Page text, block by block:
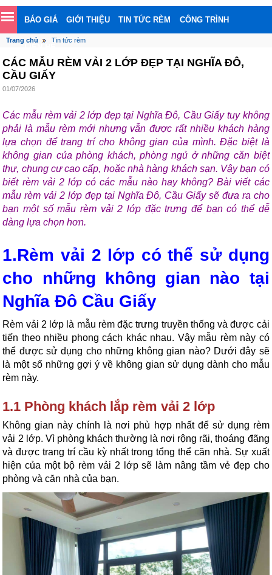
BÁO GIÁ GIỚI THIỆU TIN TỨC RÈM CÔNG TRÌNH
Trang chủ Tin tức rèm
CÁC MẪU RÈM VẢI 2 LỚP ĐẸP TẠI NGHĨA ĐÔ,
CẦU GIẤY
01/07/2026
Các mẫu rèm vải 2 lớp đẹp tại Nghĩa Đô, Cầu Giấy tuy không
phải là mẫu rèm mới nhưng vẫn được rất nhiều khách hàng
lựa chọn để trang trí cho không gian của mình. Đặc biệt là
không gian của phòng khách, phòng ngủ ở những căn biệt
thự, chung cư cao cấp, hoặc nhà hàng khách sạn. Vậy bạn có
biết rèm vải 2 lớp có các mẫu nào hay không? Bài viết các
mẫu rèm vải 2 lớp đẹp tại Nghĩa Đô, Cầu Giấy sẽ đưa ra cho
bạn một số mẫu rèm vải 2 lớp đặc trưng để bạn có thể dễ
dàng lựa chọn hơn.
1.Rèm vải 2 lớp có thể sử dụng
cho những không gian nào tại
Nghĩa Đô Cầu Giấy
Rèm vải 2 lớp là mẫu rèm đặc trưng truyền thống và được cải
tiến theo nhiều phong cách khác nhau. Vậy mẫu rèm này có
thể được sử dụng cho những không gian nào? Dưới đây sẽ
là một số những gợi ý về không gian sử dụng dành cho mẫu
rèm này.
1.1 Phòng khách lắp rèm vải 2 lớp
Không gian này chính là nơi phù hợp nhất để sử dụng rèm
vải 2 lớp. Vì phòng khách thường là nơi rộng rãi, thoáng đãng
và được trang trí cầu kỳ nhất trong tổng thể căn nhà. Sự xuất
hiện của một bộ rèm vải 2 lớp sẽ làm nâng tầm vẻ đẹp cho
phòng và căn nhà của bạn.